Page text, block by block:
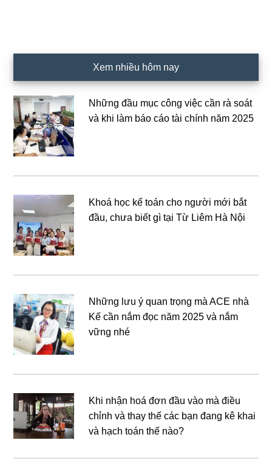
Xem nhiều hôm nay
Những đầu mục công việc cần rà soát
và khi làm báo cáo tài chính năm 2025
Khoá học kế toán cho người mới bắt
đầu, chưa biết gì tại Từ Liêm Hà Nội
Những lưu ý quan trọng mà ACE nhà
Kế cần nắm đọc năm 2025 và nắm
vững nhé
Khi nhận hoá đơn đầu vào mà điều
chỉnh và thay thế các bạn đang kê khai
và hạch toán thế nào?